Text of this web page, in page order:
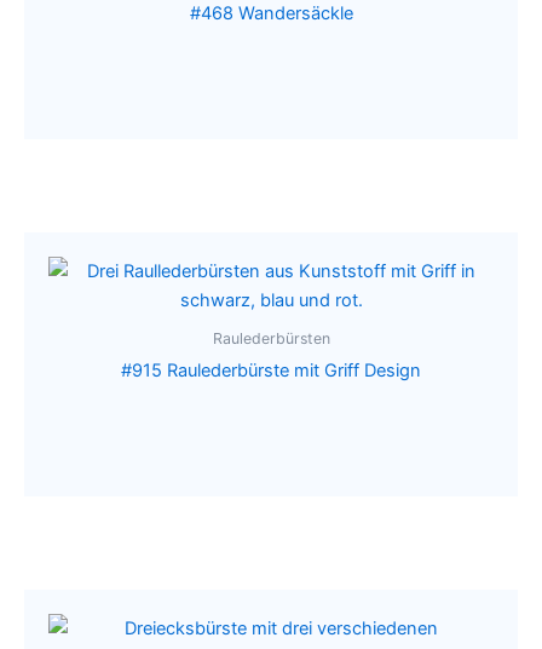
#468 Wandersäckle
Raulederbürsten
#915 Raulederbürste mit Griff Design